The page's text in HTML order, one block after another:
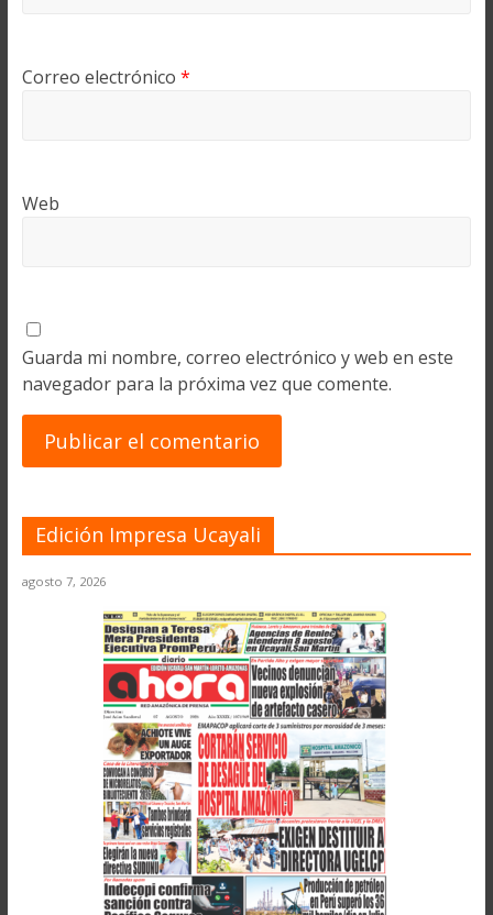
Correo electrónico *
Web
Guarda mi nombre, correo electrónico y web en este
navegador para la próxima vez que comente.
Edición Impresa Ucayali
agosto 7, 2026